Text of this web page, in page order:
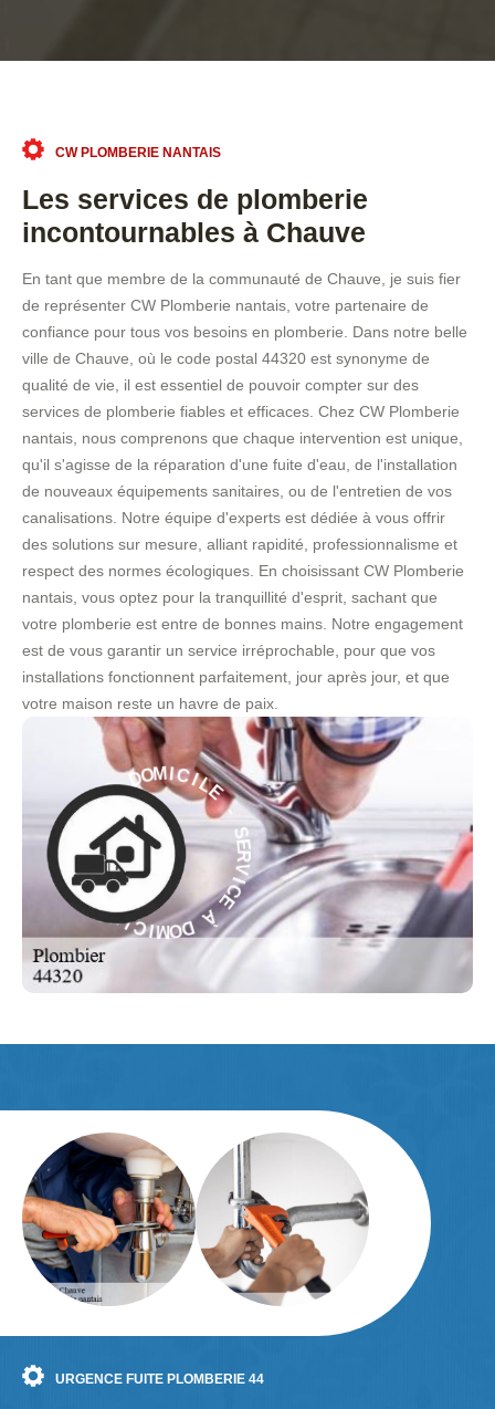
CW PLOMBERIE NANTAIS
Les services de plomberie
incontournables à Chauve
En tant que membre de la communauté de Chauve, je suis fier
de représenter CW Plomberie nantais, votre partenaire de
confiance pour tous vos besoins en plomberie. Dans notre belle
ville de Chauve, où le code postal 44320 est synonyme de
qualité de vie, il est essentiel de pouvoir compter sur des
services de plomberie fiables et efficaces. Chez CW Plomberie
nantais, nous comprenons que chaque intervention est unique,
qu'il s'agisse de la réparation d'une fuite d'eau, de l'installation
de nouveaux équipements sanitaires, ou de l'entretien de vos
canalisations. Notre équipe d'experts est dédiée à vous offrir
des solutions sur mesure, alliant rapidité, professionnalisme et
respect des normes écologiques. En choisissant CW Plomberie
nantais, vous optez pour la tranquillité d'esprit, sachant que
votre plomberie est entre de bonnes mains. Notre engagement
est de vous garantir un service irréprochable, pour que vos
installations fonctionnent parfaitement, jour après jour, et que
votre maison reste un havre de paix.
S
E
R
V
I
C
E
D
OMICILE -
S
E
R
V
I
C
E
À
D
O
M
I
C
I
L
E
-
URGENCE FUITE PLOMBERIE 44